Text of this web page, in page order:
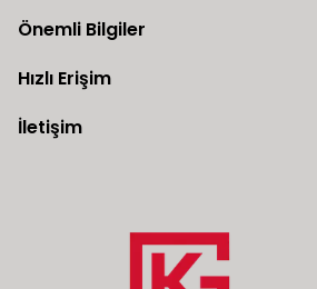
Önemli Bilgiler
Hızlı Erişim
İletişim